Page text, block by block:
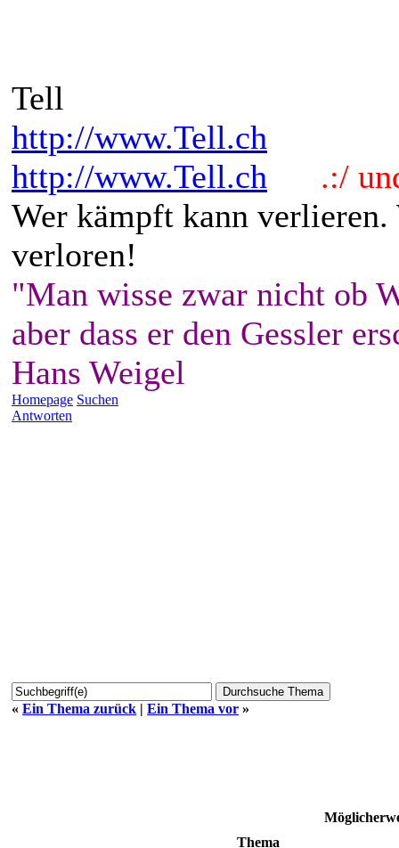
Tell
http://www.Tell.ch
http://www.Tell.ch
.:/
Wer kämpft kann
verloren!
"Man wisse zwar nicht ob
aber dass er den Gessler
Hans Weigel
Homepage Suchen
Antworten
« Ein Thema zurück | Ein Thema vor »
Thema